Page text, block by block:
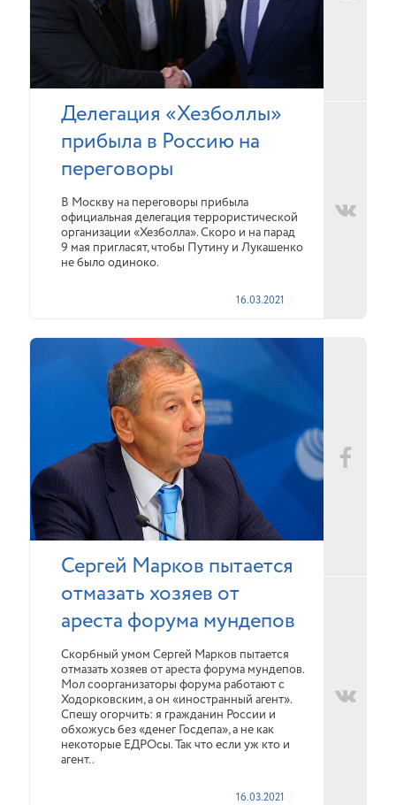
Делегация «Хезболлы»
прибыла в Россию на
переговоры
В Москву на переговоры прибыла
официальная делегация террористической
организации «Хезболла». Скоро и на парад
9 мая пригласят, чтобы Путину и Лукашенко
не было одиноко.
16.03.2021
Сергей Марков пытается
отмазать хозяев от
ареста форума мундепов
Скорбный умом Сергей Марков пытается
отмазать хозяев от ареста форума мундепов.
Мол соорганизаторы форума работают с
Ходорковским, а он «иностранный агент».
Спешу огорчить: я гражданин России и
обхожусь без «денег Госдепа», а не как
некоторые ЕДРОсы. Так что если уж кто и
агент..
16.03.2021